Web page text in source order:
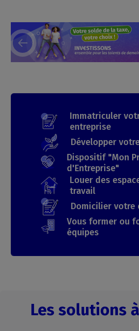
Immatriculer
entreprise
Développer votre
Dispositif "Mon
d'Entreprise"
Louer des
travail
Domicilier votre
Vous former ou
équipes
Les solutions